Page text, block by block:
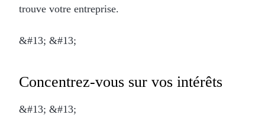
trouve votre entreprise.
&#13; &#13;
Concentrez-vous sur vos intérêts
&#13; &#13;